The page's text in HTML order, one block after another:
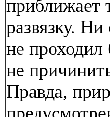
приближает
развязку.
не проходил
не
Правда,